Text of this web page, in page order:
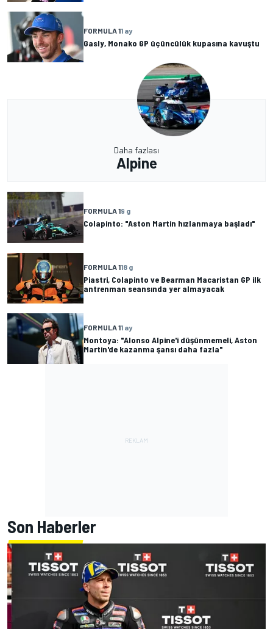
FORMULA 11 ay
Gasly, Monako GP üçüncülük kupasına kavuştu
Daha fazlası
Alpine
FORMULA 19 g
Colapinto: "Aston Martin hızlanmaya başladı"
FORMULA 118 g
Piastri, Colapinto ve Bearman Macaristan GP ilk
antrenman seansında yer almayacak
FORMULA 11 ay
Montoya: "Alonso Alpine'i düşünmemeli, Aston
Martin'de kazanma şansı daha fazla"
Son Haberler